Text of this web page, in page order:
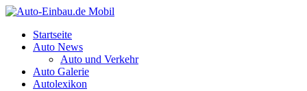
Startseite
Auto News
Auto und Verkehr
Auto Galerie
Autolexikon